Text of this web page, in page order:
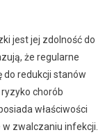
jest jej zdolność do
że regularne
do redukcji stanów
chorób
właściwości
zwalczaniu infekcji.